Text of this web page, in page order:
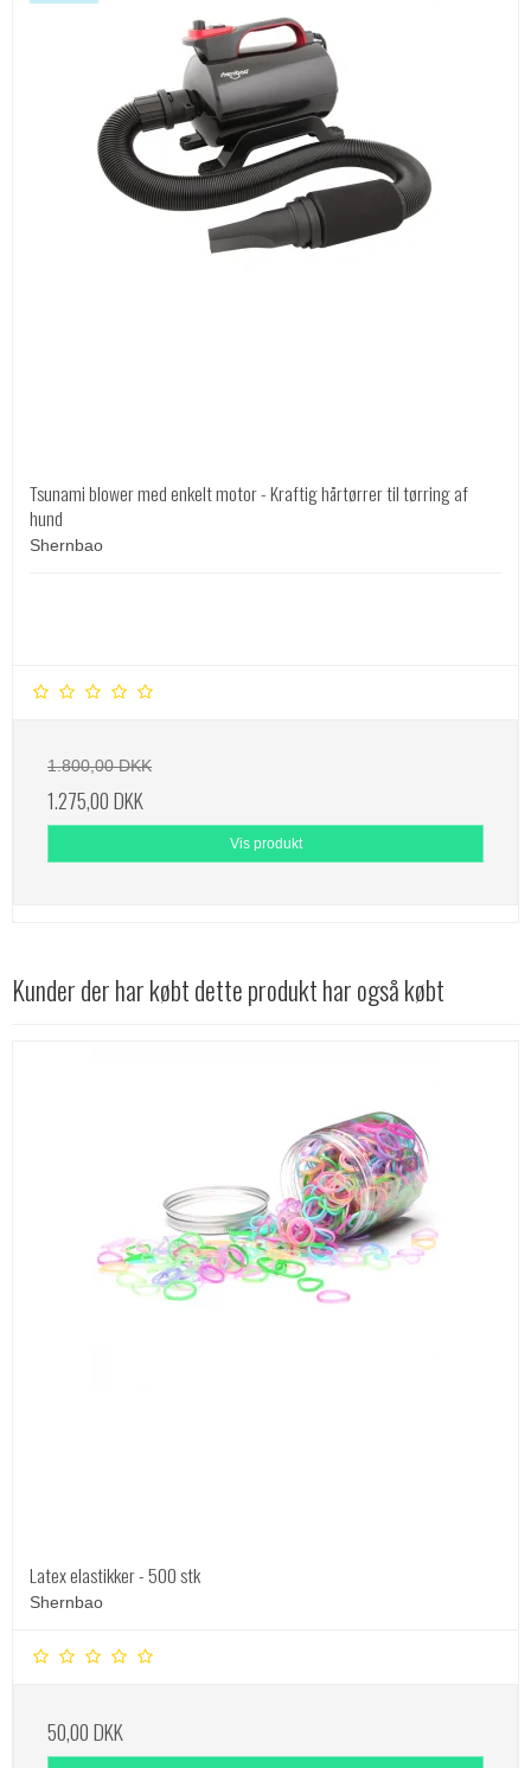
Tsunami blower med enkelt motor - Kraftig hårtørrer til tørring af
hund
Shernbao
1.800,00 DKK
1.275,00 DKK
Vis produkt
Kunder der har købt dette produkt har også købt
Latex elastikker - 500 stk
Shernbao
50,00 DKK